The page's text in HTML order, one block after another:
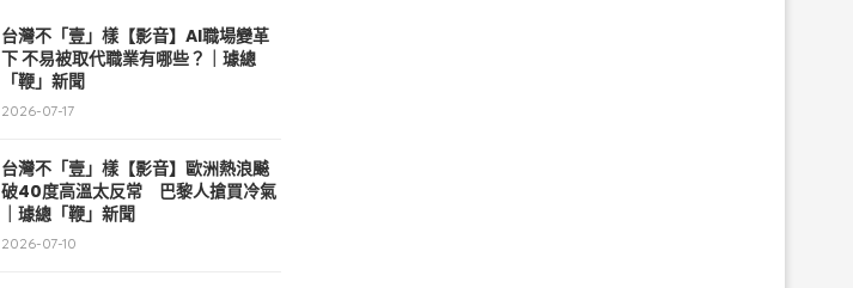
台灣不「壹」樣【影音】AI職場變革
下 不易被取代職業有哪些？｜璩總
「鞭」新聞
2026-07-17
台灣不「壹」樣【影音】歐洲熱浪飇
破40度高溫太反常 巴黎人搶買冷氣
｜璩總「鞭」新聞
2026-07-10